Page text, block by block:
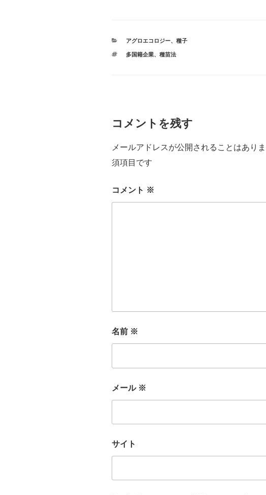
カ
ゴ
アグロエコロジー、 種子
タ
多国籍企業、 種苗法
コメントを残す
メールアドレスが公開されることはありま
須項目です
コメント ※
名前 ※
メール ※
サイト